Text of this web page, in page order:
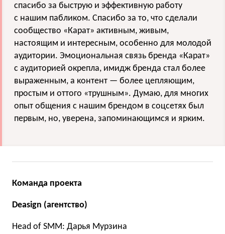
спасибо за быструю и эффективную работу
с нашим пабликом. Спасибо за то, что сделали
сообщество «Карат» активным, живым,
настоящим и интересным, особенно для молодой
аудитории. Эмоциональная связь бренда «Карат»
с аудиторией окрепла, имидж бренда стал более
выраженным, а контент — более цепляющим,
простым и оттого «трушным». Думаю, для многих
опыт общения с нашим брендом в соцсетях был
первым, но, уверена, запоминающимся и ярким.
Команда проекта
Deasign (агентство)
Head of SMM: Дарья Мурзина